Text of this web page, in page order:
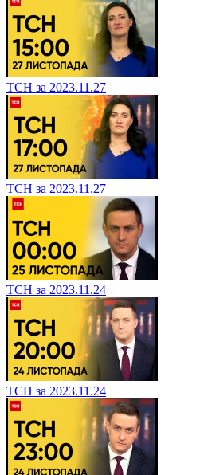
ТСН за 2023.11.27
ТСН за 2023.11.27
ТСН за 2023.11.24
ТСН за 2023.11.24